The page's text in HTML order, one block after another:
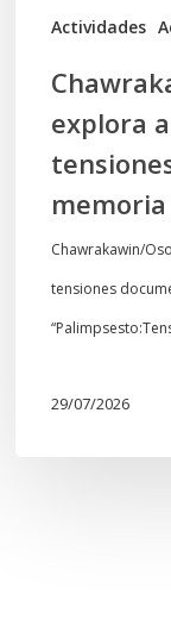
Actividades
documentales
memoria
Mapuche
explora
Chawrakawin/
tensiones
29/07/2026